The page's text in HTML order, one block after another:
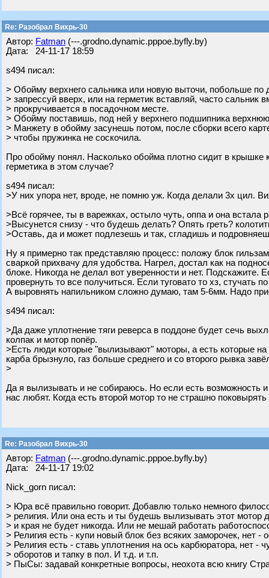
Re: Разобрал Вихрь-30
Автор: Fatman (---.grodno.dynamic.pppoe.byfly.by)
Дата: 24-11-17 18:59
s494 писал:
> Обойму верхнего сальника или новую выточи, побольше по
> запрессуй вверх, или на герметик вставляй, часто сальник
> прокручивается в посадочном месте.
> Обойму поставишь, под ней у верхнего подшипника
> Манжету в обойму засунешь потом, после сборки всего
> чтобы пружинка не соскочила.
Про обойму понял. Насколько обойма плотно сидит в крышке
герметика в этом случае?
s494 писал:
>У них упора нет, вроде, не помню уж. Когда делали 3х цил.
>Всё горячее, ты в варежках, остыло чуть, оппа и она встала
>Высунется снизу - что будешь делать? Опять греть?
>Оставь, да и может подлезешь и так, сгладишь и
Ну я примерно так представляю процесс: положу блок
сваркой прихвачу для удобства. Нагрел, достал как на
блоке. Никогда не делал вот уверенности и нет.
провернуть то все получиться. Если туговато то хз, стучать
А выровнять напильником сложно думаю, там 5-6мм. Надо
s494 писал:
>Да даже уплотнение тяги реверса в поддоне будет сечь
колпак и мотор попёр.
>Есть люди которые "вылизывают" моторы, а есть которые
карба брызнуло, газ больше среднего и со второго рывка
>
Да я вылизывать и не собираюсь. Но если есть возможность
нас любят. Когда есть второй мотор то не страшно
Re: Разобрал Вихрь-30
Автор: Fatman (---.grodno.dynamic.pppoe.byfly.by)
Дата: 24-11-17 19:02
Nick_gorn писал:
> Юра всё правильно говорит. Добавлю только немного
> религия. Или она есть и ты будешь вылизывать этот мотор
> и края не будет никогда. Или не мешай работать
> Религия есть - купи новый блок без всяких заморочек, нет -
> Религия есть - ставь уплотнения на ось карбюратора, нет -
> оборотов и тапку в пол. И т.д. и т.п.
> ПыСы: задавай конкретные вопросы, неохота всю книгу